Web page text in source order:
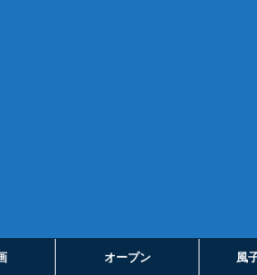
オープン 風